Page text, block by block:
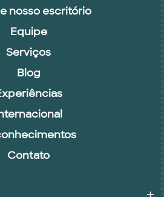
nosso escritório
Equipe
Serviços
Blog
Contato